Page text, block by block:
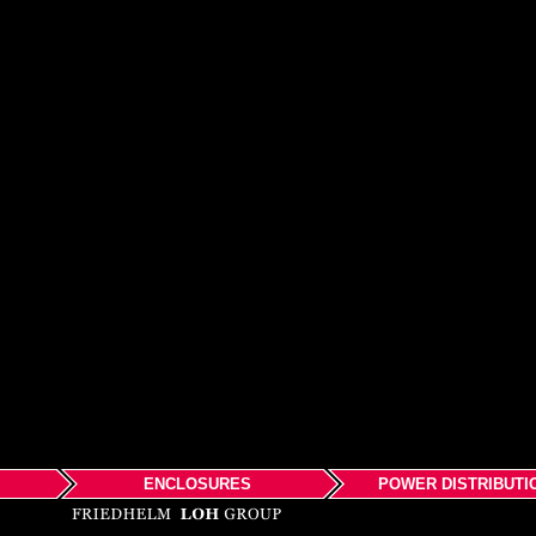
ENCLOSURES POWER